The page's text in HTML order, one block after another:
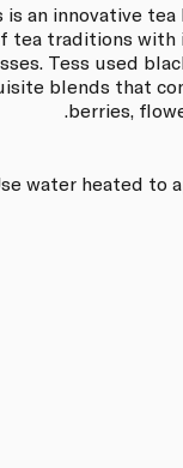
is an innovative
tea traditions with
Tess used
blends that
berries,
water heated to